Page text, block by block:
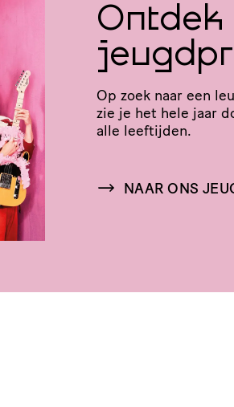
Ontdek
Op zoek naar een
zie je het hele jaar
alle leeftijden.
NAAR ONS